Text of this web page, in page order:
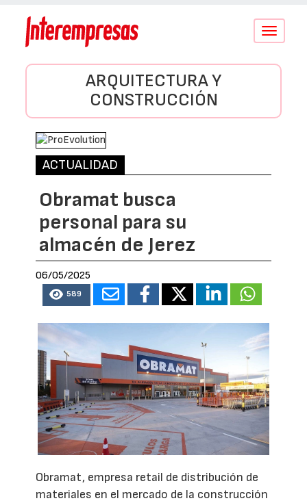
Conmutar
ARQUITECTURA Y
CONSTRUCCIÓN
ACTUALIDAD
Obramat busca
personal para su
almacén de Jerez
06/05/2025
589
Obramat, empresa retail de distribución de
materiales en el mercado de la construcción